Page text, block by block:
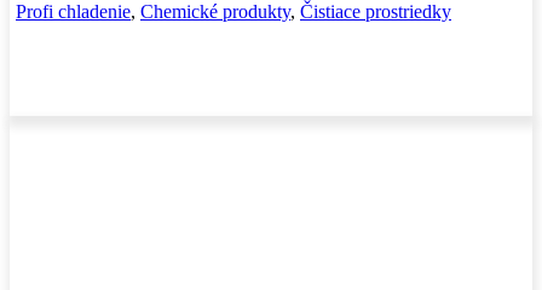
Profi chladenie, Chemické produkty, Čistiace prostriedky